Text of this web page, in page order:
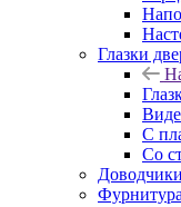
Глазки
С
Со
Фурнитура